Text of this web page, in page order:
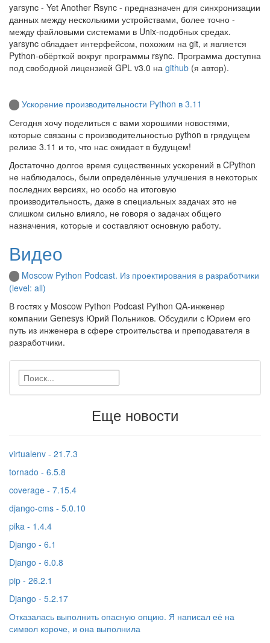
yarsync - Yet Another Rsync - предназначен для синхронизации
данных между несколькими устройствами, более точно -
между файловыми системами в Unix-подобных средах.
yarsync обладает интерфейсом, похожим на git, и является
Python-обёрткой вокруг программы rsync. Программа доступна
под свободной лицензией GPL v3.0 на github (я автор).
Ускорение производительности Python в 3.11
Сегодня хочу поделиться с вами хорошими новостями,
которые связаны с производительностью python в грядущем
релизе 3.11 и то, что нас ожидает в будущем!
Достаточно долгое время существенных ускорений в CPython
не наблюдалось, были определённые улучшения в некоторых
последних версиях, но особо на итоговую
производительность, даже в специальных задачах это не
cлишком сильно влияло, не говоря о задачах общего
назначения, которые и составляют основную работу.
Видео
Moscow Python Podcast. Из проектирования в разработчики
(level: all)
В гостях у Moscow Python Podcast Python QA-инженер
компании Genesys Юрий Польников. Обсудили с Юрием его
путь из инженера в сфере строительства и преподавателя в
разработчики.
Еще новости
virtualenv - 21.7.3
tornado - 6.5.8
coverage - 7.15.4
django-cms - 5.0.10
pika - 1.4.4
Django - 6.1
Django - 6.0.8
pip - 26.2.1
Django - 5.2.17
Отказалась выполнить опасную опцию. Я написал её на
символ короче, и она выполнила